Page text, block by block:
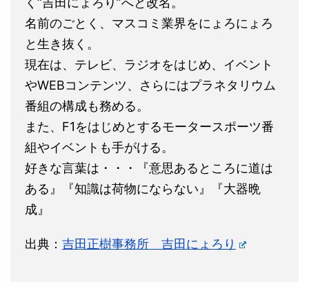
名前のごとく、マスコミ業界をにょろにょろ
と生き抜く。
現在は、テレビ、ラジオをはじめ、イベント
やWEBコンテンツ、さらにはプラネタリウム
番組の構成も務める。
また、F1をはじめとするモータースポーツ番
組やイベントも手がける。
好きな言葉は・・・『意思あるところに道は
ある』『知識は荷物にならない』『大器晩
成』
出典： 吉田正樹事務所 吉田にょろり